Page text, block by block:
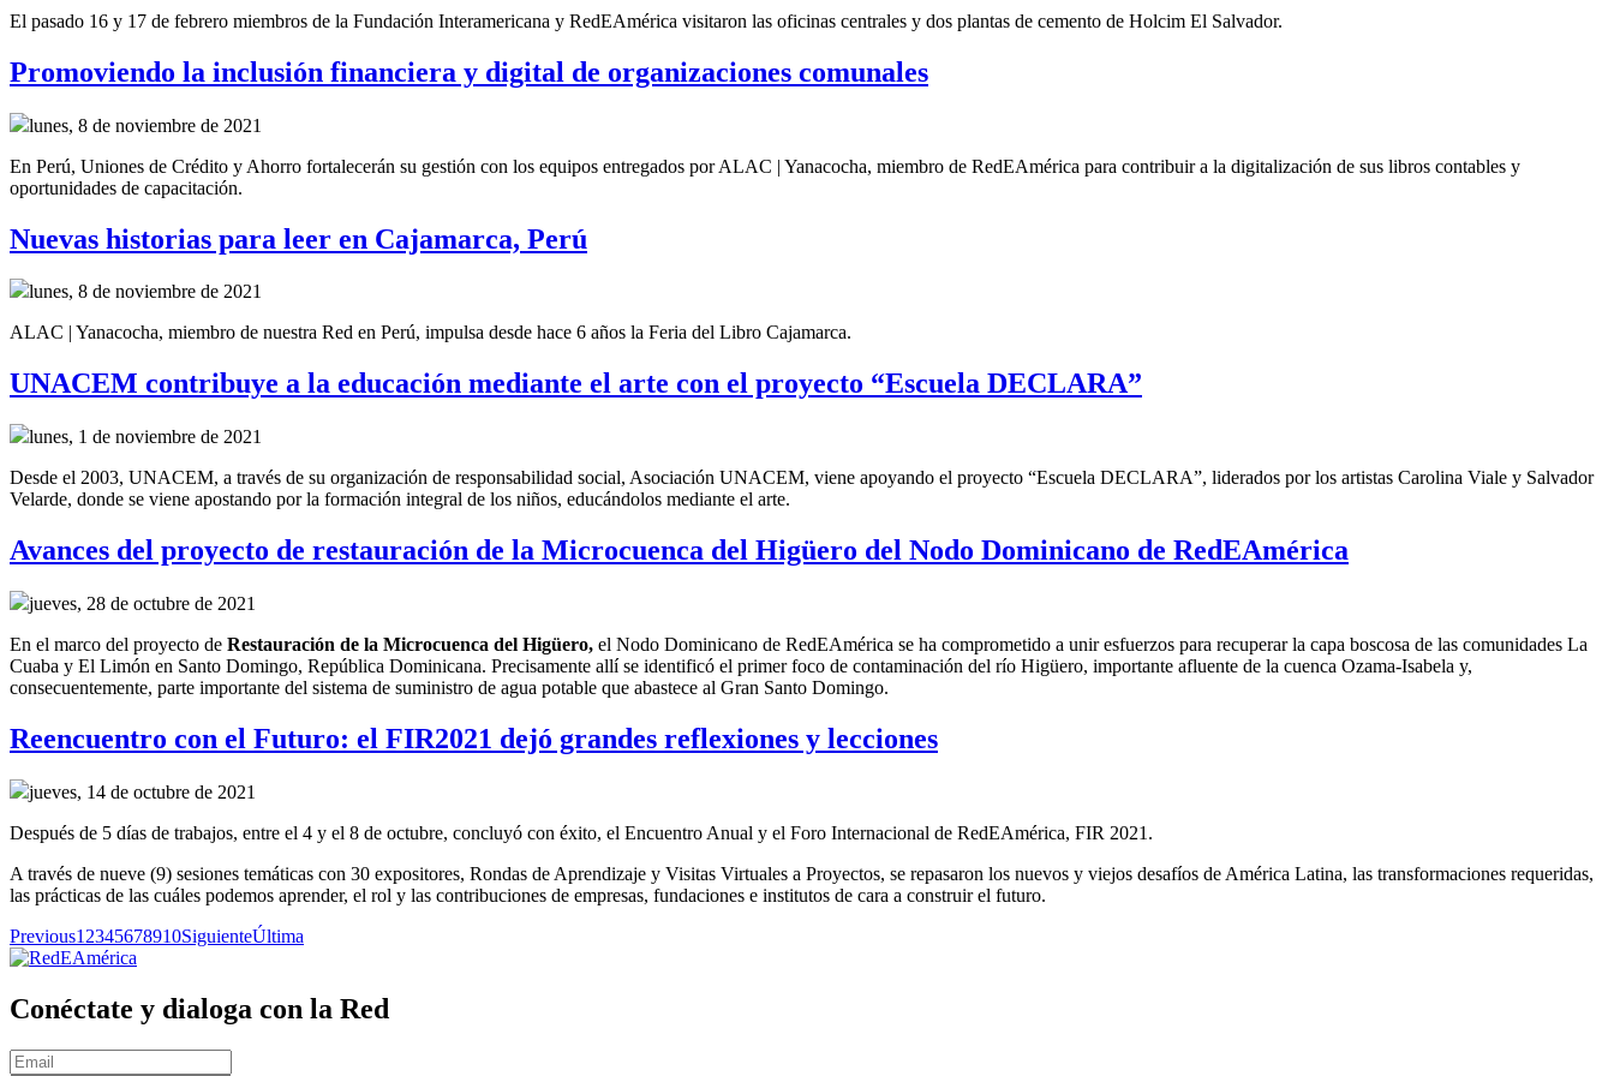
El pasado 16 y 17 de febrero miembros de la Fundación Interamericana y RedEAmérica visitaron las oficinas centrales y dos plantas de cemento de Holcim El Salvador.
Promoviendo la inclusión financiera y digital de organizaciones comunales
lunes, 8 de noviembre de 2021
En Perú, Uniones de Crédito y Ahorro fortalecerán su gestión con los equipos entregados por ALAC | Yanacocha, miembro de RedEAmérica para contribuir a la digitalización de sus libros contables y
oportunidades de capacitación.
Nuevas historias para leer en Cajamarca, Perú
lunes, 8 de noviembre de 2021
ALAC | Yanacocha, miembro de nuestra Red en Perú, impulsa desde hace 6 años la Feria del Libro Cajamarca.
UNACEM contribuye a la educación mediante el arte con el proyecto “Escuela DECLARA”
lunes, 1 de noviembre de 2021
Desde el 2003, UNACEM, a través de su organización de responsabilidad social, Asociación UNACEM, viene apoyando el proyecto “Escuela DECLARA”, liderados por los artistas Carolina Viale y Salvador
Velarde, donde se viene apostando por la formación integral de los niños, educándolos mediante el arte.
Avances del proyecto de restauración de la Microcuenca del Higüero del Nodo Dominicano de RedEAmérica
jueves, 28 de octubre de 2021
En el marco del proyecto de Restauración de la Microcuenca del Higüero, el Nodo Dominicano de RedEAmérica se ha comprometido a unir esfuerzos para recuperarla capa boscosa de las comunidades La
Cuaba y El Limón en Santo Domingo, República Dominicana. Precisamente allíse identificó el primer foco de contaminación del río Higüero, importante afluente de la cuenca Ozama-Isabela y,
consecuentemente, parte importante del sistema de suministro de agua potable que abastece al Gran Santo Domingo.
Reencuentro con el Futuro: el FIR2021 dejó grandes reflexiones y lecciones
jueves, 14 de octubre de 2021
Después de 5 días de trabajos, entre el 4 y el 8 de octubre, concluyó con éxito, el Encuentro Anual y el Foro Internacional de RedEAmérica, FIR 2021.
A través de nueve (9) sesiones temáticas con 30 expositores, Rondas de Aprendizaje y Visitas Virtuales a Proyectos, se repasaron los nuevos y viejos desafíos de América Latina, las transformaciones requeridas,
las prácticas de las cuáles podemos aprender, el rol y las contribuciones de empresas, fundaciones e institutos de cara a construir el futuro.
Previous1 2345678910SiguienteÚltima
Conéctate y dialoga con la Red